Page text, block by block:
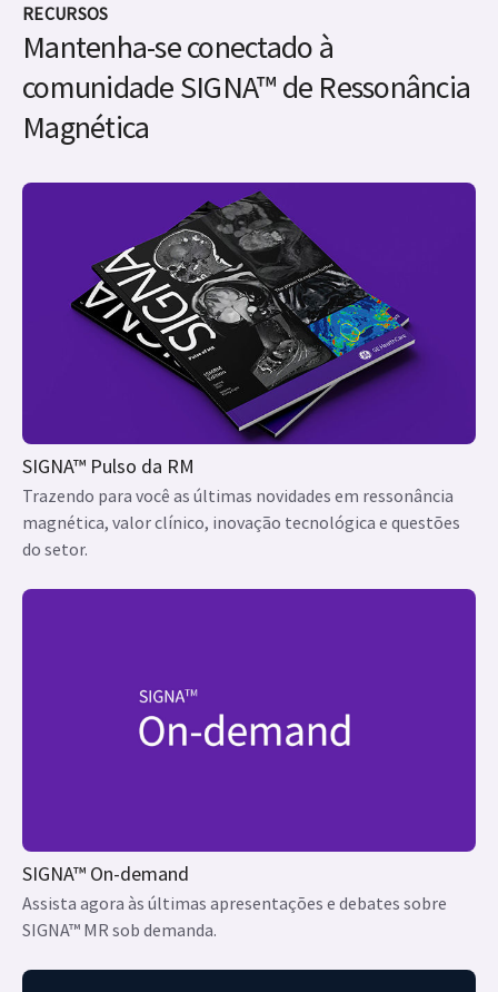
RECURSOS
Mantenha-se conectado à
comunidade SIGNA™ de Ressonância
Magnética
SIGNA™ Pulso da RM
Trazendo para você as últimas novidades em ressonância
magnética, valor clínico, inovação tecnológica e questões
do setor.
SIGNA™ On-demand
Assista agora às últimas apresentações e debates sobre
SIGNA™ MR sob demanda.